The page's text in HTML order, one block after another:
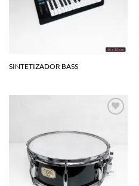
SINTETIZADOR BASS
lista de
deseos